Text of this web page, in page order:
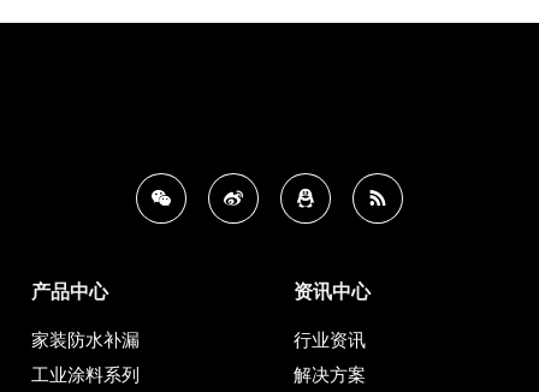
产品中心
家装防水补漏
工业涂料系列
资讯中心
行业资讯
解决方案